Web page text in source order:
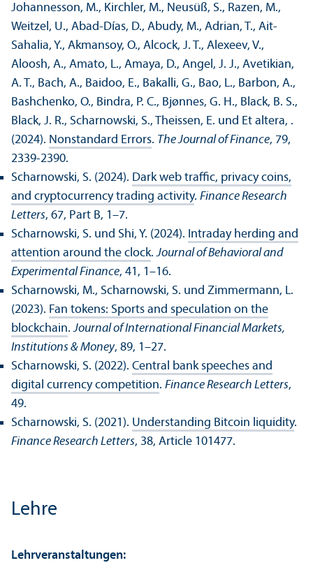
Johannesson, M., Kirchler, M., Neusüß, S., Razen, M.,
Weitzel, U., Abad-Días, D., Abudy, M., Adrian, T., Ait-
Sahalia, Y., Akmansoy, O., Alcock, J. T., Alexeev, V.,
Aloosh, A., Amato, L., Amaya, D., Angel, J. J., Avetikian,
A. T., Bach, A., Baidoo, E., Bakalli, G., Bao, L., Barbon, A.,
Bashchenko, O., Bindra, P. C., Bjønnes, G. H., Black, B. S.,
Black, J. R., Scharnowski, S., Theissen, E. und Et altera, .
(2024). Nonstandard Errors. The Journal of Finance, 79,
2339-2390.
Scharnowski, S. (2024). Dark web traffic, privacy coins,
and cryptocurrency trading activity. Finance Research
Letters, 67, Part B, 1–7.
Scharnowski, S. und Shi, Y. (2024). Intraday herding and
attention around the clock.Journal of Behavioral and
Experimental Finance, 41, 1–16.
Scharnowski, M., Scharnowski, S. und Zimmermann, L.
(2023). Fan tokens: Sports and speculation on the
blockchain.Journal of International Financial Markets,
Institutions & Money, 89, 1–27.
Scharnowski, S. (2022). Central bank speeches and
digital currency competition. Finance Research Letters,
49.
Scharnowski, S. (2021). Understanding Bitcoin liquidity.
Finance Research Letters, 38, Article 101477.
Lehre
Lehr­veranstaltungen: